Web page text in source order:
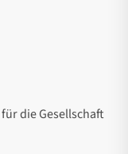
für die Gesellschaft